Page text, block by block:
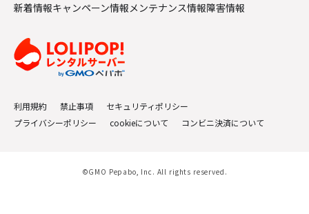
新着情報キャンペーン情報メンテナンス情報障害情報
利用規約 禁止事項
セキュリティポリシー
プライバシーポリシー
cookieについて コンビニ決済について
©GMO Pepabo, Inc. All rights reserved.